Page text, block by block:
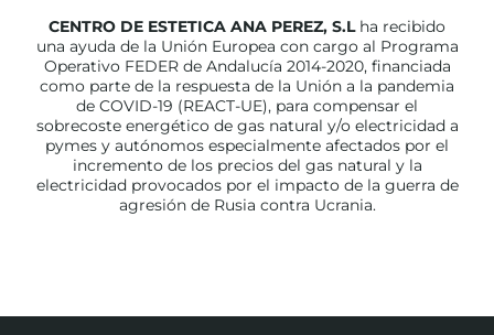
CENTRO DE ESTETICA ANA PEREZ, S.Lha recibido
una ayuda de la Unión Europea con cargo al Programa
Operativo FEDER de Andalucía 2014-2020, financiada
como parte de la respuesta de la Unión a la pandemia
de COVID-19 (REACT-UE), para compensar el
sobrecoste energético de gas natural y/o electricidad a
pymes y autónomos especialmente afectados por el
incremento de los precios del gas natural y la
electricidad provocados por el impacto de la guerra de
agresión de Rusia contra Ucrania.